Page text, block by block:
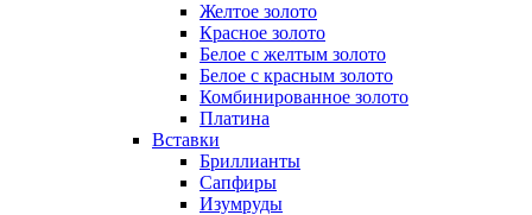
Желтое золото
Красное золото
Белое с желтым золото
Белое с красным золото
Комбинированное золото
Платина
Вставки
Бриллианты
Сапфиры
Изумруды